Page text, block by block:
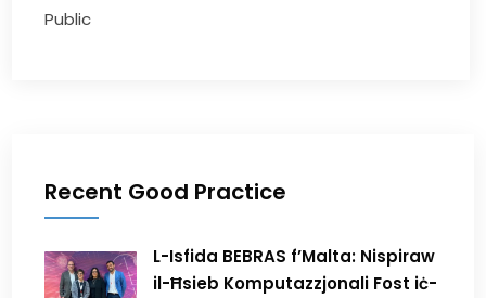
Public
Recent Good Practice
L-Isfida BEBRAS f’Malta: Nispiraw
il-Ħsieb Komputazzjonali Fost iċ-